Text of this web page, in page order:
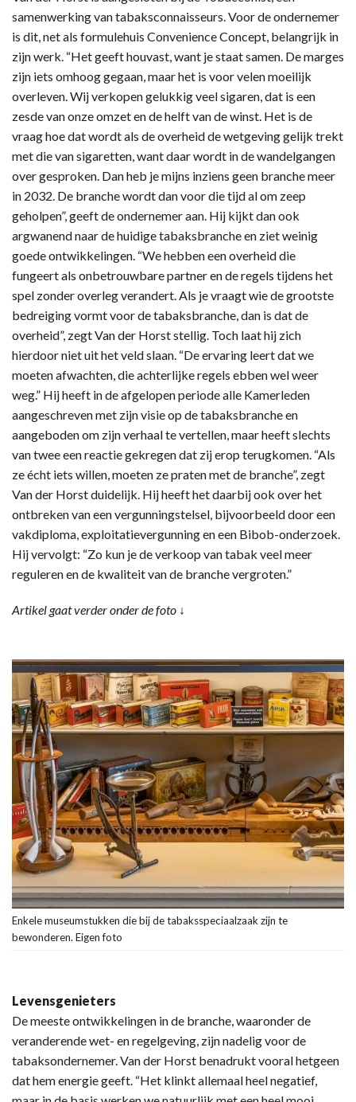
samenwerking van tabaksconnaisseurs. Voor de ondernemer
is dit, net als formulehuis Convenience Concept, belangrijk in
zijn werk. “Het geeft houvast, want je staat samen. De marges
zijn iets omhoog gegaan, maar het is voor velen moeilijk
overleven. Wij verkopen gelukkig veel sigaren, dat is een
zesde van onze omzet en de helft van de winst. Het is de
vraag hoe dat wordt als de overheid de wetgeving gelijk trekt
met die van sigaretten, want daar wordt in de wandelgangen
over gesproken. Dan heb je mijns inziens geen branche meer
in 2032. De branche wordt dan voor die tijd al om zeep
geholpen”, geeft de ondernemer aan. Hij kijkt dan ook
argwanend naar de huidige tabaksbranche en ziet weinig
goede ontwikkelingen. “We hebben een overheid die
fungeert als onbetrouwbare partner en de regels tijdens het
spel zonder overleg verandert. Als je vraagt wie de grootste
bedreiging vormt voor de tabaksbranche, dan is dat de
overheid”, zegt Van der Horst stellig. Toch laat hij zich
hierdoor niet uit het veld slaan. “De ervaring leert dat we
moeten afwachten, die achterlijke regels ebben wel weer
weg.” Hij heeft in de afgelopen periode alle Kamerleden
aangeschreven met zijn visie op de tabaksbranche en
aangeboden om zijn verhaal te vertellen, maar heeft slechts
van twee een reactie gekregen dat zij erop terugkomen. “Als
ze écht iets willen, moeten ze praten met de branche”, zegt
Van der Horst duidelijk. Hij heeft het daarbij ook over het
ontbreken van een vergunningstelsel, bijvoorbeeld door een
vakdiploma, exploitatievergunning en een Bibob-onderzoek.
Hij vervolgt: “Zo kun je de verkoop van tabak veel meer
reguleren en de kwaliteit van de branche vergroten.”
Artikel gaat verder onder de foto ↓
Enkele museumstukken die bij de tabaksspeciaalzaak zijn te
bewonderen. Eigen foto
Levensgenieters
De meeste ontwikkelingen in de branche, waaronder de
veranderende wet- en regelgeving, zijn nadelig voor de
tabaksondernemer. Van der Horst benadrukt vooral hetgeen
dat hem energie geeft. “Het klinkt allemaal heel negatief,